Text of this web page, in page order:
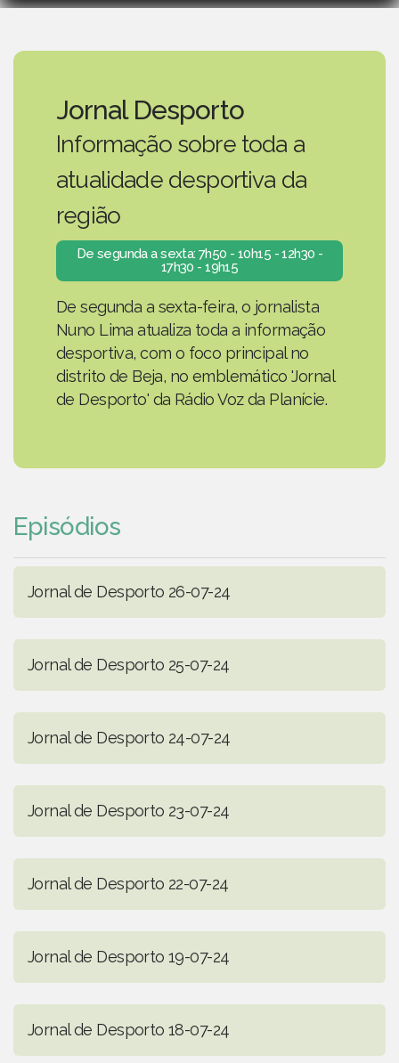
Jornal Desporto
Informação sobre toda a
atualidade desportiva da
região
De segunda a sexta: 7h50 - 10h15 - 12h30 -
17h30 - 19h15
De segunda a sexta-feira, o jornalista
Nuno Lima atualiza toda a informação
desportiva, com o foco principal no
distrito de Beja, no emblemático 'Jornal
de Desporto' da Rádio Voz da Planície.
Episódios
Jornal de Desporto 26-07-24
Jornal de Desporto 25-07-24
Jornal de Desporto 24-07-24
Jornal de Desporto 23-07-24
Jornal de Desporto 22-07-24
Jornal de Desporto 19-07-24
Jornal de Desporto 18-07-24